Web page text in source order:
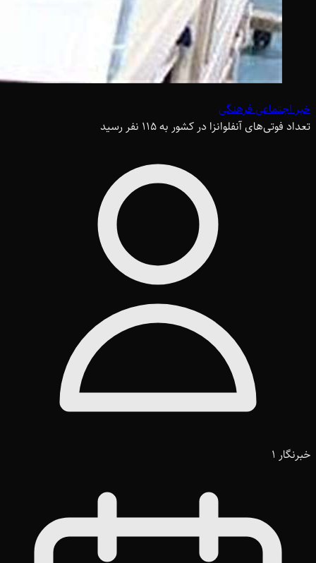
خبر اجتماعی فرهنگی
تعداد فوتی‌های آنفلوانزا در کشور به 115 نفر رسید
خبرنگار 1